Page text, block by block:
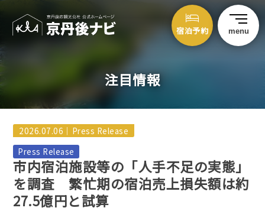
宿泊予約 menu
注目情報
2026.07.06｜ Press Release
市内宿泊施設等の「人手不足の実態」
を調査 繁忙期の宿泊売上損失額は約
27.5億円と試算